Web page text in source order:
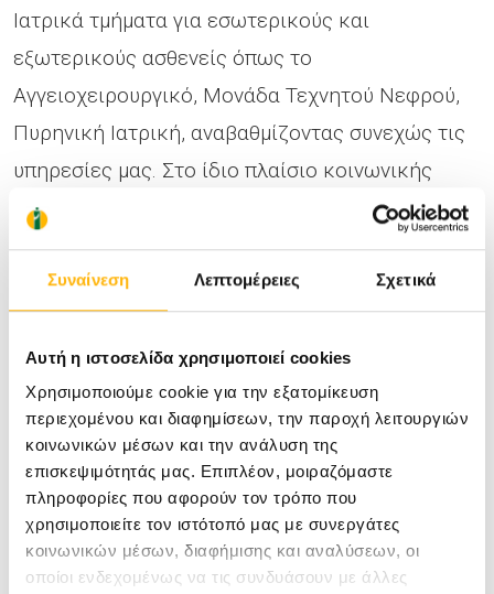
Συναίνεση Λεπτομέρειες Σχετικά
Αυτή η ιστοσελίδα χρησιμοποιεί cookies
Χρησιμοποιούμε cookie για την εξατομίκευση
περιεχομένου και διαφημίσεων, την παροχή λειτουργιών
κοινωνικών μέσων και την ανάλυση της
επισκεψιμότητάς μας. Επιπλέον, μοιραζόμαστε
πληροφορίες που αφορούν τον τρόπο που
χρησιμοποιείτε τον ιστότοπό μας με συνεργάτες
κοινωνικών μέσων, διαφήμισης και αναλύσεων, οι
οποίοι ενδεχομένως να τις συνδυάσουν με άλλες
Ιατρικά τμήματα για εσωτερικούς και
εξωτερικούς ασθενείς όπως το
Αγγειοχειρουργικό, Μονάδα Τεχνητού Νεφρού,
Πυρηνική Ιατρική, αναβαθμίζοντας συνεχώς τις
υπηρεσίες μας. Στο ίδιο πλαίσιο κοινωνικής
ευθύνης μας εκπονήσαμε το Πρόγραμμα
Πρωτοβάθμιας Φροντίδας Υγείας, το οποίο
παρέχει άμεση πρόσβαση και χαμηλές τιμές στις
υπηρεσίες μας, με τη κατοχή της κάρτας
προνομίων ΙΑΣΩ. Τέλος, ανταποκρινόμενοι στις
ανάγκες των καιρών το Διοικητικό Συμβούλιο
και οι Συνεργάτες Ιατροί του ΙΑΣΩ καταβάλουν
συνεχείς προσπάθειες για μείωση του κόστους
περίθαλψης, χωρίς καμία «έκπτωση» στην
ποιότητα παροχής υγείας, υπηρετώντας με
αξιοπιστία και μεθοδικότητα τον άνθρωπο και